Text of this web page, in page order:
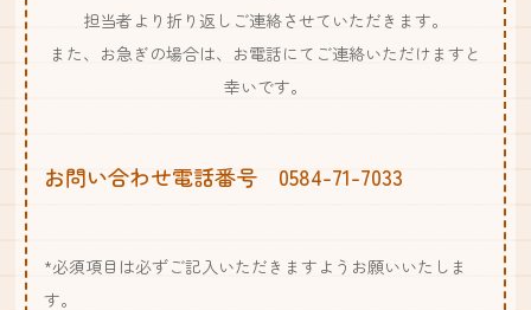
担当者より折り返しご連絡させていただきます。
また、お急ぎの場合は、お電話にてご連絡いただけますと
幸いです。
お問い合わせ電話番号 0584-71-7033
*必須項目は必ずご記入いただきますようお願いいたしま
す。